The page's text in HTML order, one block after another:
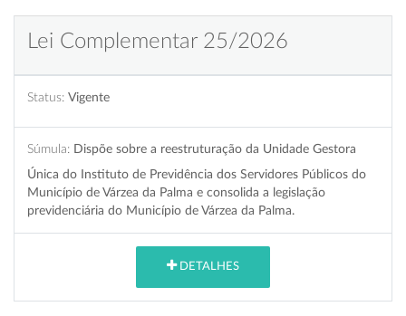
Lei Complementar 25/2026
Status: Vigente
Súmula: Dispõe sobre a reestruturação da Unidade Gestora
Única do Instituto de Previdência dos Servidores Públicos do
Município de Várzea da Palma e consolida a legislação
previdenciária do Município de Várzea da Palma.
DETALHES